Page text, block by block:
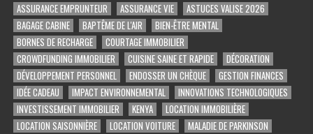
ASSURANCE EMPRUNTEUR
ASSURANCE VIE
ASTUCES VALISE 2026
BAGAGE CABINE
BAPTÊME DE L'AIR
BIEN-ÊTRE MENTAL
BORNES DE RECHARGE
COURTAGE IMMOBILIER
CROWDFUNDING IMMOBILIER
CUISINE SAINE ET RAPIDE
DÉCORATION
DÉVELOPPEMENT PERSONNEL
ENDOSSER UN CHÈQUE
GESTION FINANCES
IDÉE CADEAU
IMPACT ENVIRONNEMENTAL
INNOVATIONS TECHNOLOGIQUES
INVESTISSEMENT IMMOBILIER
KENYA
LOCATION IMMOBILIÈRE
LOCATION SAISONNIÈRE
LOCATION VOITURE
MALADIE DE PARKINSON